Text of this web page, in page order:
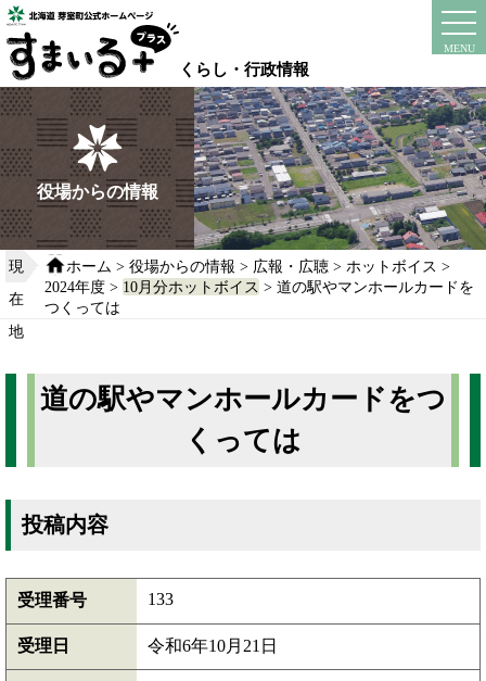
本
文
へ
移
動
る
くらし・行政情報
MENU
instagram
役場からの情報
現
在
地
ホーム > 役場からの情報 > 広報・広聴> ホットボイス >
2024年度> 10月分ホットボイス > 道の駅やマンホールカードを
つくっては
道の駅やマンホールカードをつ
くっては
投稿内容
受理番号 133
受理日 令和6年10月21日